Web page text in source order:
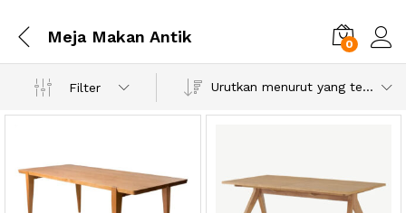
Meja Makan Antik 0
Filter Urutkan menurut yang terbaru